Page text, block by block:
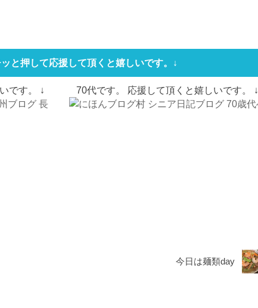
と押して応援して頂くと嬉しいです。↓
です。 ↓ 70代です。 応援して頂くと嬉しいです。 ↓
今日は麺類day